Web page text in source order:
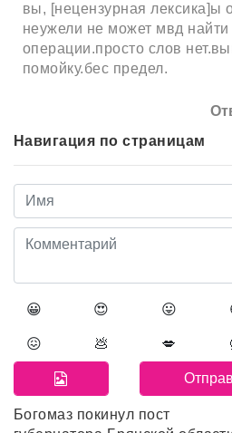
вы, [нецензурная лексика]ы
неужели не может мвд найти
операции.просто слов
помойку.бес предел.
Навигация по страницам
😀 😍 😛
😖 💩 💋
Богомаз покинул пост